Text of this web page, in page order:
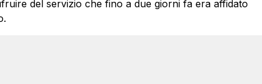
del servizio che fino a due giorni fa era affidato